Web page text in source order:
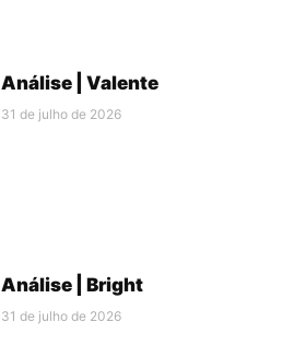
Análise | Valente
31 de julho de 2026
Análise | Bright
31 de julho de 2026